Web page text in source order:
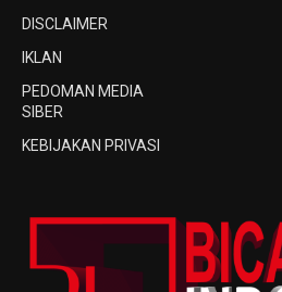
DISCLAIMER
IKLAN
PEDOMAN MEDIA
SIBER
KEBIJAKAN PRIVASI